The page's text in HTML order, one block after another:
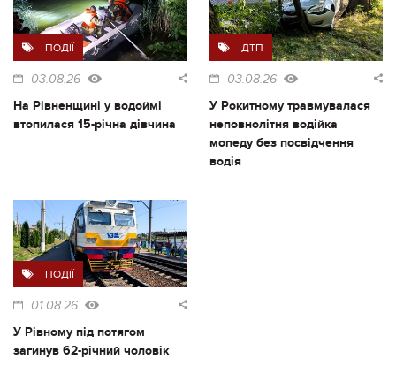
ПОДІЇ
03.08.26
На Рівненщині у водоймі
втопилася 15-річна дівчина
ДТП
03.08.26
У Рокитному травмувалася
неповнолітня водійка
мопеду без посвідчення
водія
ПОДІЇ
01.08.26
У Рівному під потягом
загинув 62-річний чоловік